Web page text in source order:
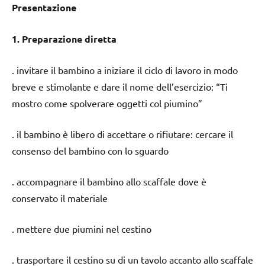
Presentazione
1. Preparazione diretta
. invitare il bambino a iniziare il ciclo di lavoro in modo
breve e stimolante e dare il nome dell’esercizio: “Ti
mostro come spolverare oggetti col piumino”
. il bambino è libero di accettare o rifiutare: cercare il
consenso del bambino con lo sguardo
. accompagnare il bambino allo scaffale dove è
conservato il materiale
. mettere due piumini nel cestino
. trasportare il cestino su di un tavolo accanto allo scaffale